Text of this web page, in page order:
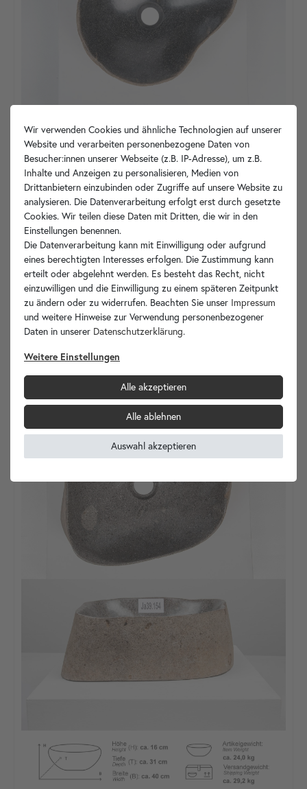
Wir verwenden Cookies und ähnliche Technologien auf unserer
Website und verarbeiten personenbezogene Daten von
Besucher:innen unserer Webseite (z.B. IP-Adresse), um z.B.
Inhalte und Anzeigen zu personalisieren, Medien von
Drittanbietern einzubinden oder Zugriffe auf unsere Website zu
analysieren. Die Datenverarbeitung erfolgt erst durch gesetzte
Cookies. Wir teilen diese Daten mit Dritten, die wir in den
Einstellungen benennen.
Die Datenverarbeitung kann mit Einwilligung oder aufgrund
eines berechtigten Interesses erfolgen. Die Zustimmung kann
erteilt oder abgelehnt werden. Es besteht das Recht, nicht
einzuwilligen und die Einwilligung zu einem späteren Zeitpunkt
zu ändern oder zu widerrufen. Beachten Sie unser Impressum
und weitere Hinweise zur Verwendung personenbezogener
Daten in unserer Daten­schutz­erklärung.
Weitere Einstellungen
Alle akzeptieren
Alle ablehnen
Auswahl akzeptieren